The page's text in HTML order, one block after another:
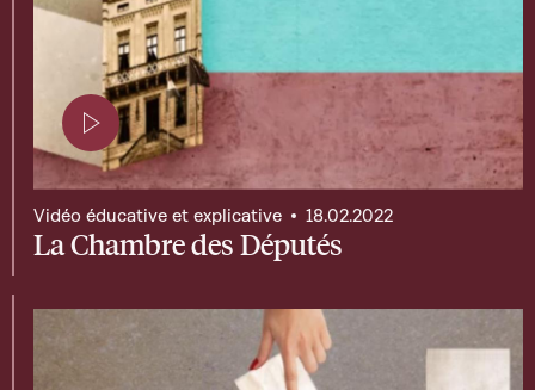
Page contenant une vidéo
La Chambre des Députés
Vidéo éducative et explicative 18.02.2022